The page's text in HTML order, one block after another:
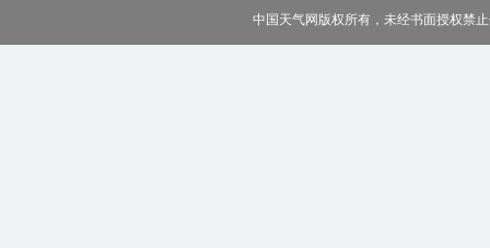
中国天气网版权所有，未经书面授权